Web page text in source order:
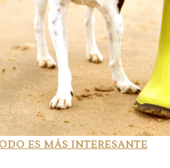
ES MÁS INTERESANTE